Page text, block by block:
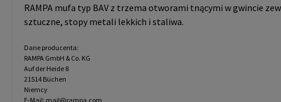
RAMPA mufa typ BAV z trzema otworami tnącymi w gwincie
sztuczne, stopy metali lekkich i staliwa.
Dane producenta:
RAMPA GmbH & Co. KG
Auf der Heide 8
21514 Büchen
Niemcy
E-Mail: mail@rampa.com